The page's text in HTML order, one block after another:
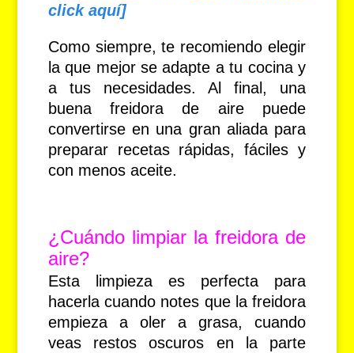
click aquí]
Como siempre, te recomiendo elegir
la que mejor se adapte a tu cocina y
a tus necesidades. Al final, una
buena freidora de aire puede
convertirse en una gran aliada para
preparar recetas rápidas, fáciles y
con menos aceite.
¿Cuándo limpiar la freidora de
aire?
Esta limpieza es perfecta para
hacerla cuando notes que la freidora
empieza a oler a grasa, cuando
veas restos oscuros en la parte